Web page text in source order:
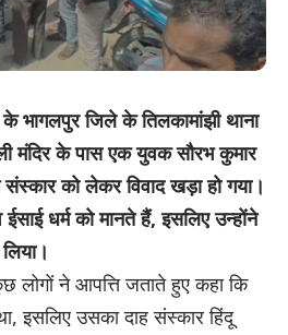
भागलपुर जिले के तिलकामांझी थाना
मंदिर के पास एक युवक सौरभ कुमार
को लेकर विवाद खड़ा हो गया।
ईसाई धर्म को मानते हैं, इसलिए उन्होंने
ने आपत्ति जताते हुए कहा कि
इसलिए उसका दाह संस्कार हिंदू